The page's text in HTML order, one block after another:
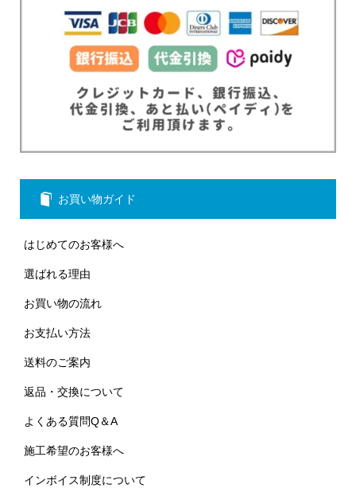
お買い物ガイド
はじめてのお客様へ
選ばれる理由
お買い物の流れ
お支払い方法
送料のご案内
返品・交換について
よくある質問Q＆A
施工希望のお客様へ
インボイス制度について